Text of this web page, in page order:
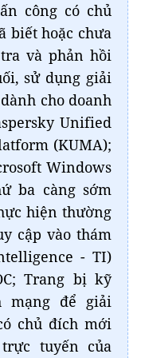
công có chủ
biết hoặc chưa
và phản hồi
sử dụng giải
cho doanh
Unified
(KUMA);
Windows
ba càng sớm
hiện thường
cập vào thám
- TI)
Trang bị kỹ
mạng để giải
chủ đích mới
tuyến của